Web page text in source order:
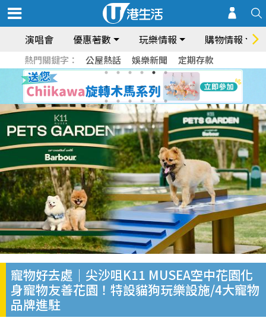
演唱會 優惠著數 玩樂情報 購物情報
熱門關鍵字： 公屋熱話 娛樂新聞 定期存款
寵物好去處｜尖沙咀K11 MUSEA空中花園化
身寵物友善花園！特設貓狗玩樂設施/4大寵物
品牌進駐